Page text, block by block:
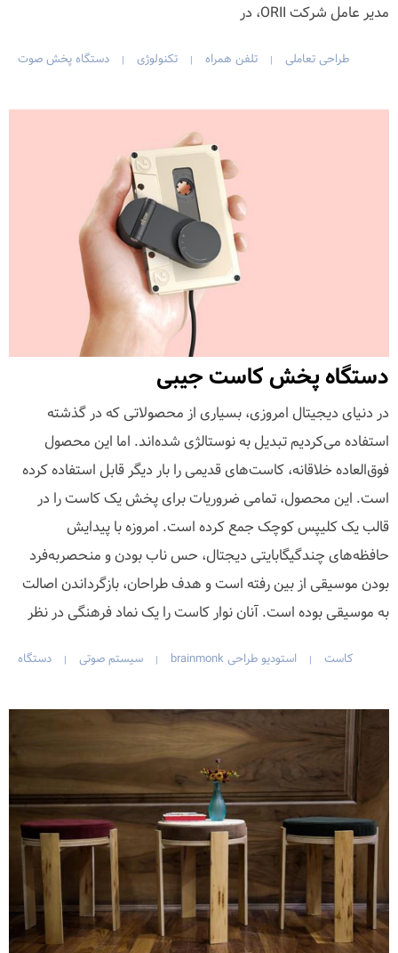
مدیر عامل شرکت ORII، در
طراحی تعاملی | تلفن همراه | تکنولوژی | دستگاه پخش صوت
دستگاه پخش کاست جیبی
در دنیای دیجیتال امروزی، بسیاری از محصولاتی که در گذشته
استفاده می‌کردیم تبدیل به نوستالژی شده‌اند. اما این محصول
فوق‌العاده خلاقانه، کاست‌های قدیمی را بار دیگر قابل استفاده کرده
است. این محصول، تمامی ضروریات برای پخش یک کاست را در
قالب یک کلیپس کوچک جمع کرده است. امروزه با پیدایش
حافظه‌های چندگیگابایتی دیجتال، حس ناب بودن و منحصربه‌فرد
بودن موسیقی از بین رفته است و هدف طراحان، بازگرداندن اصالت
به موسیقی بوده است. آنان نوار کاست را یک نماد فرهنگی در نظر
کاست | استودیو طراحی brainmonk | سیستم صوتی | دستگاه